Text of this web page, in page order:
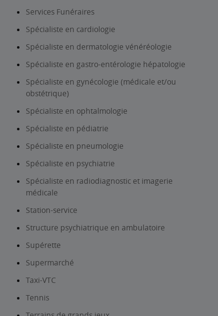
Services Funéraires
Spécialiste en cardiologie
Spécialiste en dermatologie vénéréologie
Spécialiste en gastro-entérologie hépatologie
Spécialiste en gynécologie (médicale et/ou
obstétrique)
Spécialiste en ophtalmologie
Spécialiste en pédiatrie
Spécialiste en pneumologie
Spécialiste en psychiatrie
Spécialiste en radiodiagnostic et imagerie
médicale
Station-service
Structure psychiatrique en ambulatoire
Supérette
Supermarché
Taxi-VTC
Tennis